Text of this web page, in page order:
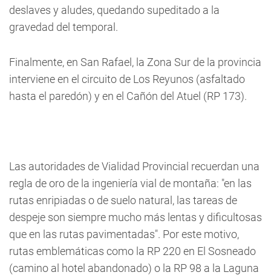
deslaves y aludes, quedando supeditado a la
gravedad del temporal.
Finalmente, en San Rafael, la Zona Sur de la provincia
interviene en el circuito de Los Reyunos (asfaltado
hasta el paredón) y en el Cañón del Atuel (RP 173).
Las autoridades de Vialidad Provincial recuerdan una
regla de oro de la ingeniería vial de montaña: "en las
rutas enripiadas o de suelo natural, las tareas de
despeje son siempre mucho más lentas y dificultosas
que en las rutas pavimentadas". Por este motivo,
rutas emblemáticas como la RP 220 en El Sosneado
(camino al hotel abandonado) o la RP 98 a la Laguna